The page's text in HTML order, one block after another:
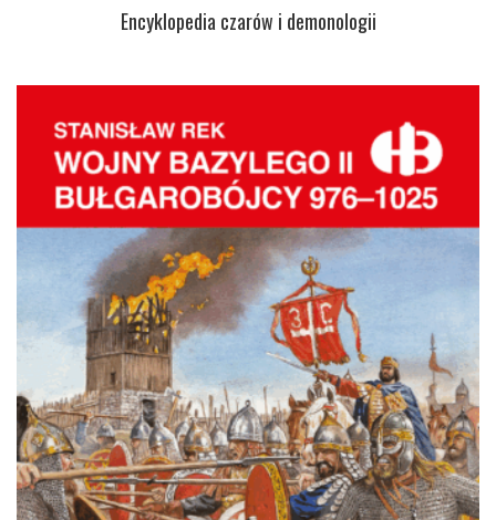
Encyklopedia czarów i demonologii